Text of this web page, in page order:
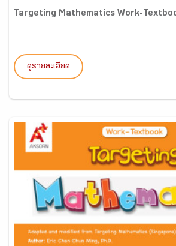
Targeting Mathematics Work-
ดูรายละเอียด